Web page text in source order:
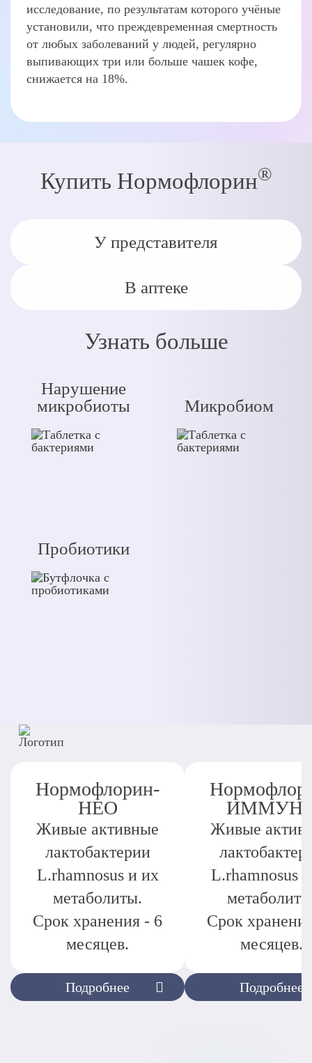
исследование, по результатам которого учёные
установили, что преждевременная смертность
от любых заболеваний у людей, регулярно
выпивающих три или больше чашек кофе,
снижается на 18%.
Купить Нормофлорин®
У представителя
В аптеке
Узнать больше
Нарушение
микробиоты
Микробиом
Пробиотики
Подробнее
Нормофлорин-
НЕО
Живые активные
лактобактерии
L.rhamnosus и их
метаболиты.
Срок хранения - 6
месяцев.
Подробнее
Живые
L.rhamnosus
Срок
месяцев.